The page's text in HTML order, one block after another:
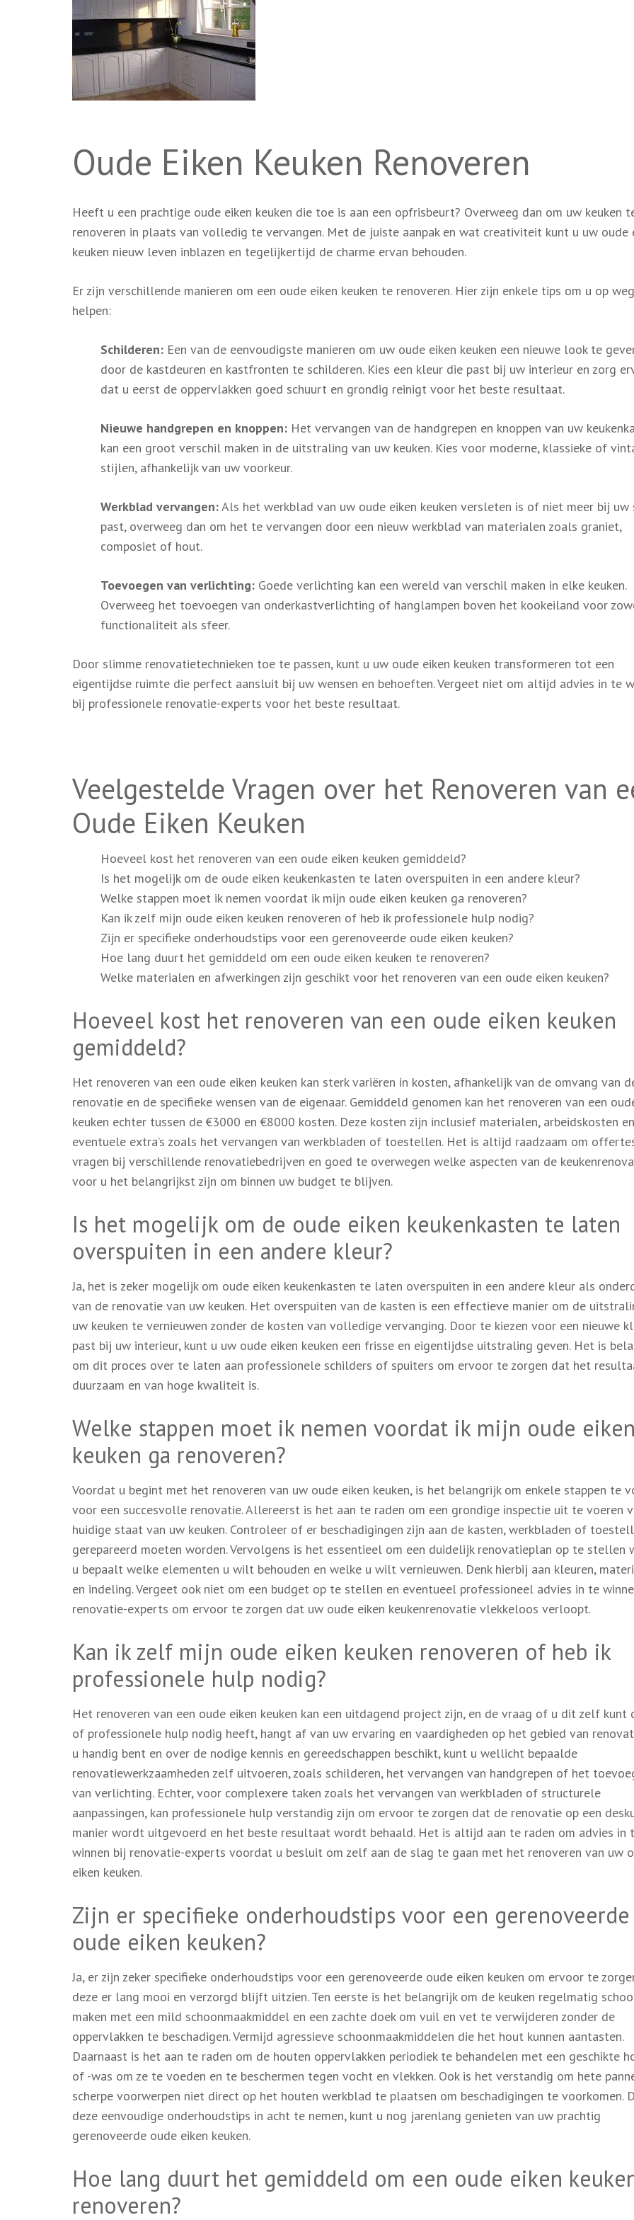
Oude Eiken Keuken Renoveren
Heeft u een prachtige oude eiken keuken die toe is aan een opfrisbeurt? Overweeg dan om uw keuken
renoveren in plaats van volledig te vervangen. Met de juiste aanpak en wat creativiteit kunt u uw oude
keuken nieuw leven inblazen en tegelijkertijd de charme ervan behouden.
Er zijn verschillende manieren om een oude eiken keuken te renoveren. Hier zijn enkele tips om u op
helpen:
Schilderen: Een van de eenvoudigste manieren om uw oude eiken keuken een nieuwe look te
door de kastdeuren en kastfronten te schilderen. Kies een kleur die past bij uw interieur en zorg
dat u eerst de oppervlakken goed schuurt en grondig reinigt voor het beste resultaat.
Nieuwe handgrepen en knoppen: Het vervangen van de handgrepen en knoppen van uw
kan een groot verschil maken in de uitstraling van uw keuken. Kies voor moderne, klassieke of
stijlen, afhankelijk van uw voorkeur.
Werkblad vervangen:Als het werkblad van uw oude eiken keuken versleten is of niet meer bij uw
past, overweeg dan om het te vervangen door een nieuw werkblad van materialen zoals graniet,
composiet of hout.
Toevoegen van verlichting: Goede verlichting kan een wereld van verschil maken in elke keuken.
Overweeg het toevoegen van onderkastverlichting of hanglampen boven het kookeiland voor
functionaliteit als sfeer.
Door slimme renovatietechnieken toe te passen, kunt u uw oude eiken keuken transformeren tot een
eigentijdse ruimte die perfect aansluit bij uw wensen en behoeften. Vergeet niet om altijd advies in te
bij professionele renovatie-experts voor het beste resultaat.
Veelgestelde Vragen over het Renoveren van
Oude Eiken Keuken
Hoeveel kost het renoveren van een oude eiken keuken gemiddeld?
Is het mogelijk om de oude eiken keukenkasten te laten overspuiten in een andere kleur?
Welke stappen moet ik nemen voordat ik mijn oude eiken keuken ga renoveren?
Kan ik zelf mijn oude eiken keuken renoveren of heb ik professionele hulp nodig?
Zijn er specifieke onderhoudstips voor een gerenoveerde oude eiken keuken?
Hoe lang duurt het gemiddeld om een oude eiken keuken te renoveren?
Welke materialen en afwerkingen zijn geschikt voor het renoveren van een oude eiken keuken?
Hoeveel kost het renoveren van een oude eiken keuken
gemiddeld?
Het renoveren van een oude eiken keuken kan sterk variëren in kosten, afhankelijk van de omvang van
renovatie en de specifieke wensen van de eigenaar. Gemiddeld genomen kan het renoveren van een
keuken echter tussen de €3000 en €8000 kosten. Deze kosten zijn inclusief materialen, arbeidskosten en
eventuele extra’s zoals het vervangen van werkbladen of toestellen. Het is altijd raadzaam om
vragen bij verschillende renovatiebedrijven en goed te overwegen welke aspecten van de
voor u het belangrijkst zijn om binnen uw budget te blijven.
Is het mogelijk om de oude eiken keukenkasten te laten
overspuiten in een andere kleur?
Ja, het is zeker mogelijk om oude eiken keukenkasten te laten overspuiten in een andere kleur als
van de renovatie van uw keuken. Het overspuiten van de kasten is een effectieve manier om de
uw keuken te vernieuwen zonder de kosten van volledige vervanging. Door te kiezen voor een nieuwe
past bij uw interieur, kunt u uw oude eiken keuken een frisse en eigentijdse uitstraling geven. Het is
om dit proces over te laten aan professionele schilders of spuiters om ervoor te zorgen dat het
duurzaam en van hoge kwaliteit is.
Welke stappen moet ik nemen voordat ik mijn oude eiken
keuken ga renoveren?
Voordat u begint met het renoveren van uw oude eiken keuken, is het belangrijk om enkele stappen te
voor een succesvolle renovatie. Allereerst is het aan te raden om een grondige inspectie uit te voeren
huidige staat van uw keuken. Controleer of er beschadigingen zijn aan de kasten, werkbladen of
gerepareerd moeten worden. Vervolgens is het essentieel om een duidelijk renovatieplan op te stellen
u bepaalt welke elementen u wilt behouden en welke u wilt vernieuwen. Denk hierbij aan kleuren,
en indeling. Vergeet ook niet om een budget op te stellen en eventueel professioneel advies in te
renovatie-experts om ervoor te zorgen dat uw oude eiken keukenrenovatie vlekkeloos verloopt.
Kan ik zelf mijn oude eiken keuken renoveren of heb ik
professionele hulp nodig?
Het renoveren van een oude eiken keuken kan een uitdagend project zijn, en de vraag of u dit zelf kunt
of professionele hulp nodig heeft, hangt af van uw ervaring en vaardigheden op het gebied van
u handig bent en over de nodige kennis en gereedschappen beschikt, kunt u wellicht bepaalde
renovatiewerkzaamheden zelf uitvoeren, zoals schilderen, het vervangen van handgrepen of het
van verlichting. Echter, voor complexere taken zoals het vervangen van werkbladen of structurele
aanpassingen, kan professionele hulp verstandig zijn om ervoor te zorgen dat de renovatie op een
manier wordt uitgevoerd en het beste resultaat wordt behaald. Het is altijd aan te raden om advies in
winnen bij renovatie-experts voordat u besluit om zelf aan de slag te gaan met het renoveren van uw
eiken keuken.
Zijn er specifieke onderhoudstips voor een gerenoveerde
oude eiken keuken?
Ja, er zijn zeker specifieke onderhoudstips voor een gerenoveerde oude eiken keuken om ervoor te
deze er lang mooi en verzorgd blijft uitzien. Ten eerste is het belangrijk om de keuken regelmatig
maken met een mild schoonmaakmiddel en een zachte doek om vuil en vet te verwijderen zonder de
oppervlakken te beschadigen. Vermijd agressieve schoonmaakmiddelen die het hout kunnen aantasten.
Daarnaast is het aan te raden om de houten oppervlakken periodiek te behandelen met een geschikte
of -was om ze te voeden en te beschermen tegen vocht en vlekken. Ook is het verstandig om hete
scherpe voorwerpen niet direct op het houten werkblad te plaatsen om beschadigingen te voorkomen.
deze eenvoudige onderhoudstips in acht te nemen, kunt u nog jarenlang genieten van uw prachtig
gerenoveerde oude eiken keuken.
Hoe lang duurt het gemiddeld om een oude eiken
renoveren?